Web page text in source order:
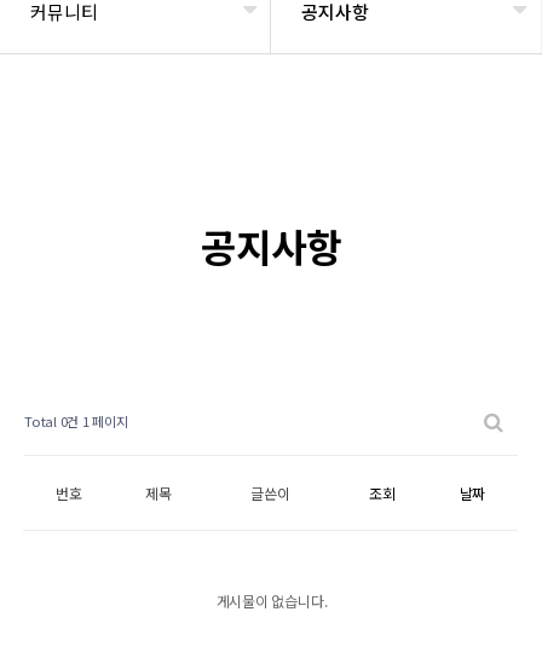
커뮤니티 공지사항
공지사항
Total 0건 1 페이지
번호 제목 글쓴이 조회 날짜
게시물이 없습니다.